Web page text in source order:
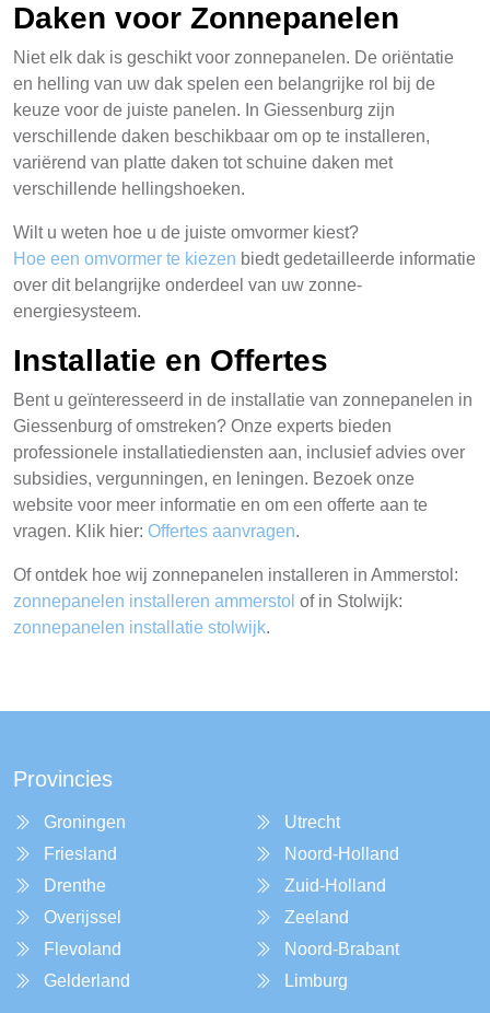
Daken voor Zonnepanelen
Niet elk dak is geschikt voor zonnepanelen. De oriëntatie
en helling van uw dak spelen een belangrijke rol bij de
keuze voor de juiste panelen. In Giessenburg zijn
verschillende daken beschikbaar om op te installeren,
variërend van platte daken tot schuine daken met
verschillende hellingshoeken.
Wilt u weten hoe u de juiste omvormer kiest?
Hoe een omvormer te kiezen biedt gedetailleerde informatie
over dit belangrijke onderdeel van uw zonne-
energiesysteem.
Installatie en Offertes
Bent u geïnteresseerd in de installatie van zonnepanelen in
Giessenburg of omstreken? Onze experts bieden
professionele installatiediensten aan, inclusief advies over
subsidies, vergunningen, en leningen. Bezoek onze
website voor meer informatie en om een offerte aan te
vragen. Klik hier: Offertes aanvragen.
Of ontdek hoe wij zonnepanelen installeren in Ammerstol:
zonnepanelen installeren ammerstol of in Stolwijk:
zonnepanelen installatie stolwijk.
Provincies
Groningen
Friesland
Drenthe
Overijssel
Flevoland
Gelderland
Utrecht
Noord-Holland
Zuid-Holland
Zeeland
Noord-Brabant
Limburg